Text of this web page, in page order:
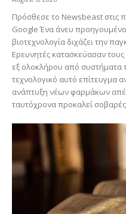
Πρόσθεσε το Newsbeast στις
Google Ένα άνευ
βιοτεχνολογία διχάζει την
Ερευνητές κατασκεύασαν
εξ ολοκλήρου από συστήματα
τεχνολογικό αυτό επίτευγμα
ανάπτυξη νέων φαρμάκων
ταυτόχρονα προκαλεί